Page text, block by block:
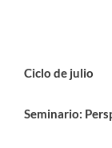
Ciclo de julio
Seminario: